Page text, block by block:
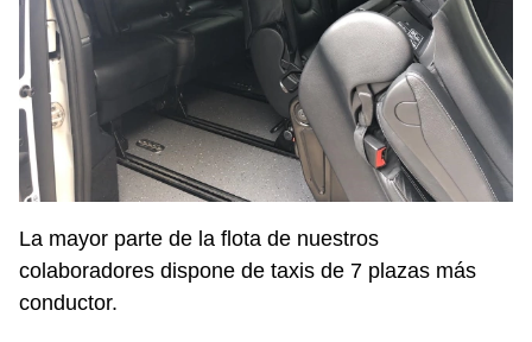
La mayor parte de la flota de nuestros
colaboradores dispone de taxis de 7 plazas más
conductor.